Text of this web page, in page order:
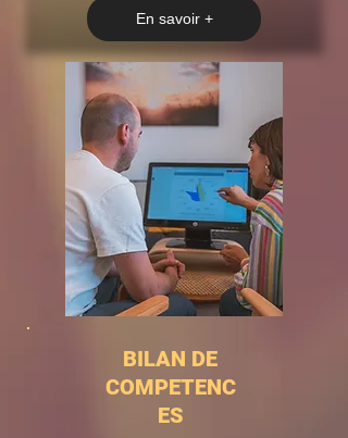
En savoir +
BILAN DE
COMPETENC
ES